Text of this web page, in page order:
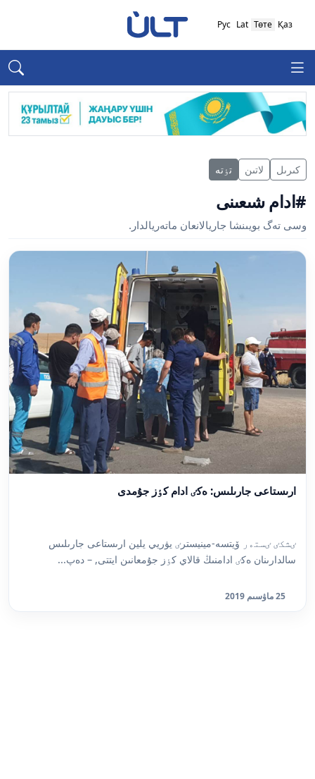
Қаз
Төте
Lat
Рус
كىرىل لاتىن تٶتە
#ادام شىعىنى
وسى تەگ بويىنشا جاريالانعان ماتەريالدار.
ارىستاعى جارىلىس: ەكٸ ادام كٶز جۇمدى
ٸشكٸ ٸستەر ۆيتسە-مينيسترٸ يۋريي يلين ارىستاعى جارىلىس
سالدارىنان ەكٸ ادامنىڭ قالاي كٶز جۇمعانىن ايتتى, – دەپ...
25 ماۋسىم 2019